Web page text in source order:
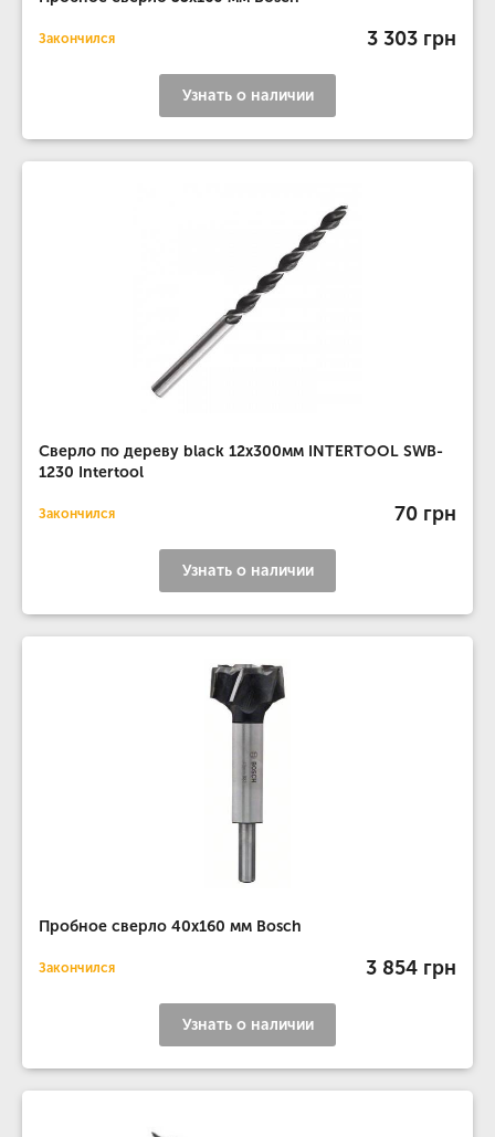
Закончился 3 303 грн
Узнать о наличии
Сверло по дереву black 12x300мм INTERTOOL SWB-
1230 Intertool
Закончился 70 грн
Узнать о наличии
Пробное сверло 40x160 мм Bosch
Закончился 3 854 грн
Узнать о наличии